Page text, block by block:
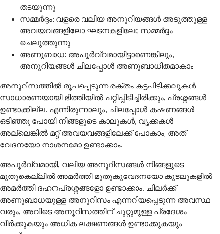
തടയുന്നു
സമ്മർദ്ദം: വളരെ വലിയ അനൂറിയങ്ങൾ അടുത്തുള്ള
അവയവങ്ങളിലോ ഘടനകളിലോ സമ്മർദ്ദം
ചെലുത്തുന്നു
അണുബാധ: അപൂർവ്വമായിട്ടാണെങ്കിലും,
അനൂറിയങ്ങൾ ചിലപ്പോൾ അണുബാധിതമാകാം
അനൂറിസത്തിൽ രൂപപ്പെടുന്ന രക്തം കട്ടപിടിക്കലുകൾ
സാധാരണയായി ഭിത്തിയിൽ പറ്റിപ്പിടിച്ചിരിക്കും, പ്രശ്നങ്ങൾ
ഉണ്ടാക്കില്ല. എന്നിരുന്നാലും, ചിലപ്പോൾ കഷണങ്ങൾ
ഒടിഞ്ഞു പോയി നിങ്ങളുടെ കാലുകൾ, വൃക്കകൾ
അല്ലെങ്കിൽ മറ്റ് അവയവങ്ങളിലേക്ക് പോകാം, അത്
വേദനയോ നാശനമോ ഉണ്ടാക്കാം.
അപൂർവ്വമായി, വലിയ അനൂറിസങ്ങൾ നിങ്ങളുടെ
മുതുകെല്ലിൽ അമർത്തി മുതുകുവേദനയോ കുടലുകളിൽ
അമർത്തി ദഹനപ്രശ്നങ്ങളോ ഉണ്ടാക്കാം. ചിലർക്ക്
അണുബാധയുള്ള അനൂറിസം എന്നറിയപ്പെടുന്ന അവസ്ഥ
വരും, അവിടെ അനൂറിസത്തിന് ചുറ്റുമുള്ള പ്രദേശം
വീർക്കുകയും അധിക ലക്ഷണങ്ങൾ ഉണ്ടാക്കുകയും